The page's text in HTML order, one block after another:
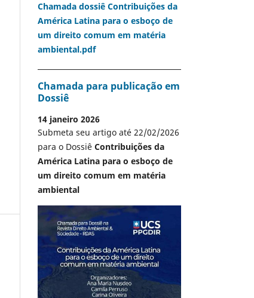
Chamada dossiê Contribuições da
América Latina para o esboço de
um direito comum em matéria
ambiental.pdf
Chamada para publicação em
Dossiê
14 janeiro 2026
Submeta seu artigo até 22/02/2026
para o Dossiê Contribuições da
América Latina para o esboço de
um direito comum em matéria
ambiental